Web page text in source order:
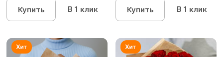
Купить В 1 клик Купить В 1 клик